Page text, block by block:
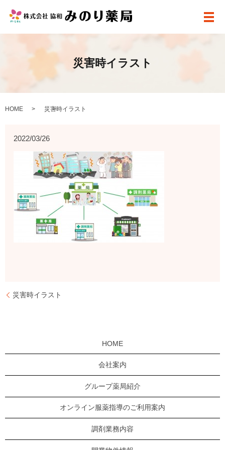
メ
災害時イラスト
HOME 災害時イラスト
2022/03/26
災害時イラスト
HOME
会社案内
グループ薬局紹介
オンライン服薬指導のご利用案内
調剤業務内容